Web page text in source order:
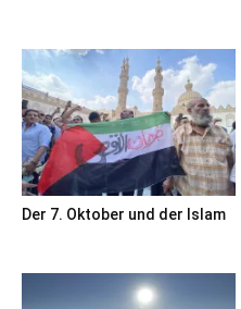
Der 7. Oktober und der Islam